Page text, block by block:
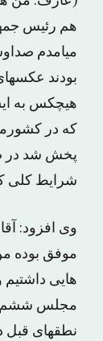
هم رئیس
میامدم
بودند
هیچکس به
که در
پخش شد در
شرایط کلی
وی افزود:
موفق بوده
هایی
مجلس ششم
نطقهای قبل